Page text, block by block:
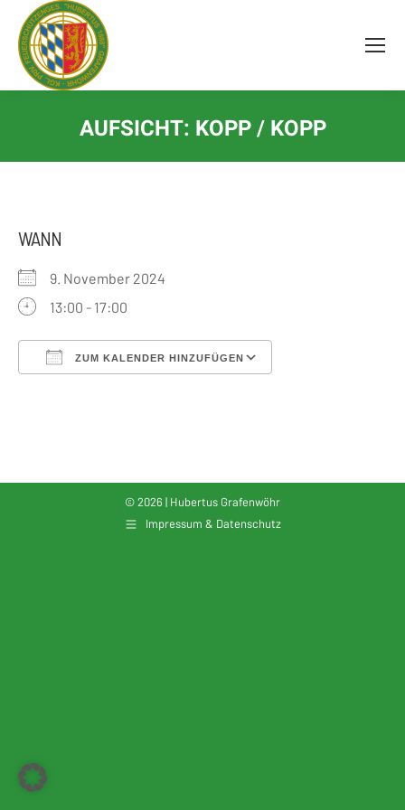
springen
AUFSICHT: KOPP / KOPP
WANN
9. November 2024
13:00 - 17:00
ZUM KALENDER HINZUFÜGEN
© 2026 | Hubertus Grafenwöhr
Impressum & Datenschutz